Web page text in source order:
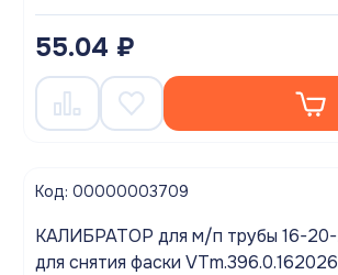
55.04 ₽
Код: 00000003709
КАЛИБРАТОР для м/п трубы 16-20-26, с ножами
для снятия фаски VTm.396.0.162026